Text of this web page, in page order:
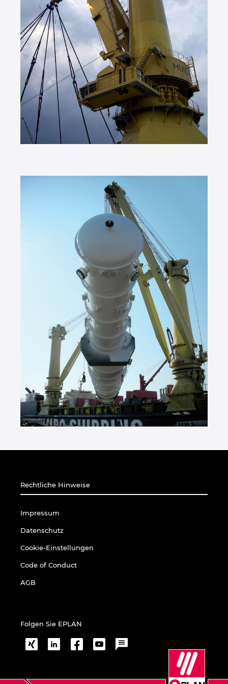
Rechtliche Hinweise
Impressum
Datenschutz
Cookie-Einstellungen
Code of Conduct
AGB
Folgen Sie EPLAN